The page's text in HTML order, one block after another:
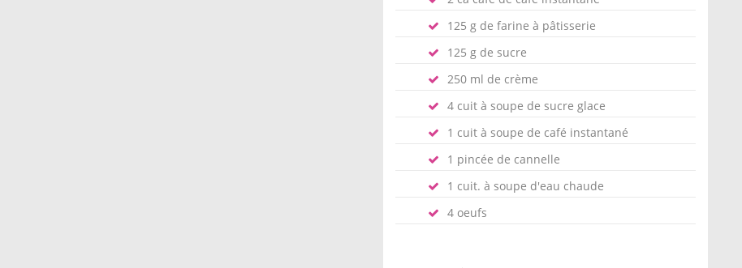
125 g de farine à pâtisserie
125 g de sucre
250 ml de crème
4 cuit à soupe de sucre glace
1 cuit à soupe de café instantané
1 pincée de cannelle
1 cuit. à soupe d'eau chaude
4 oeufs